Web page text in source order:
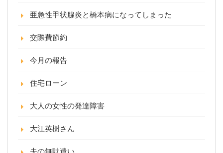
亜急性甲状腺炎と橋本病になってしまった
交際費節約
今月の報告
住宅ローン
大人の女性の発達障害
大江英樹さん